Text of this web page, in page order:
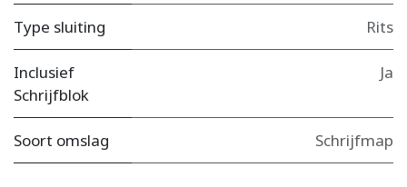
Type sluiting Rits
Inclusief
Schrijfblok
Ja
Soort omslag Schrijfmap